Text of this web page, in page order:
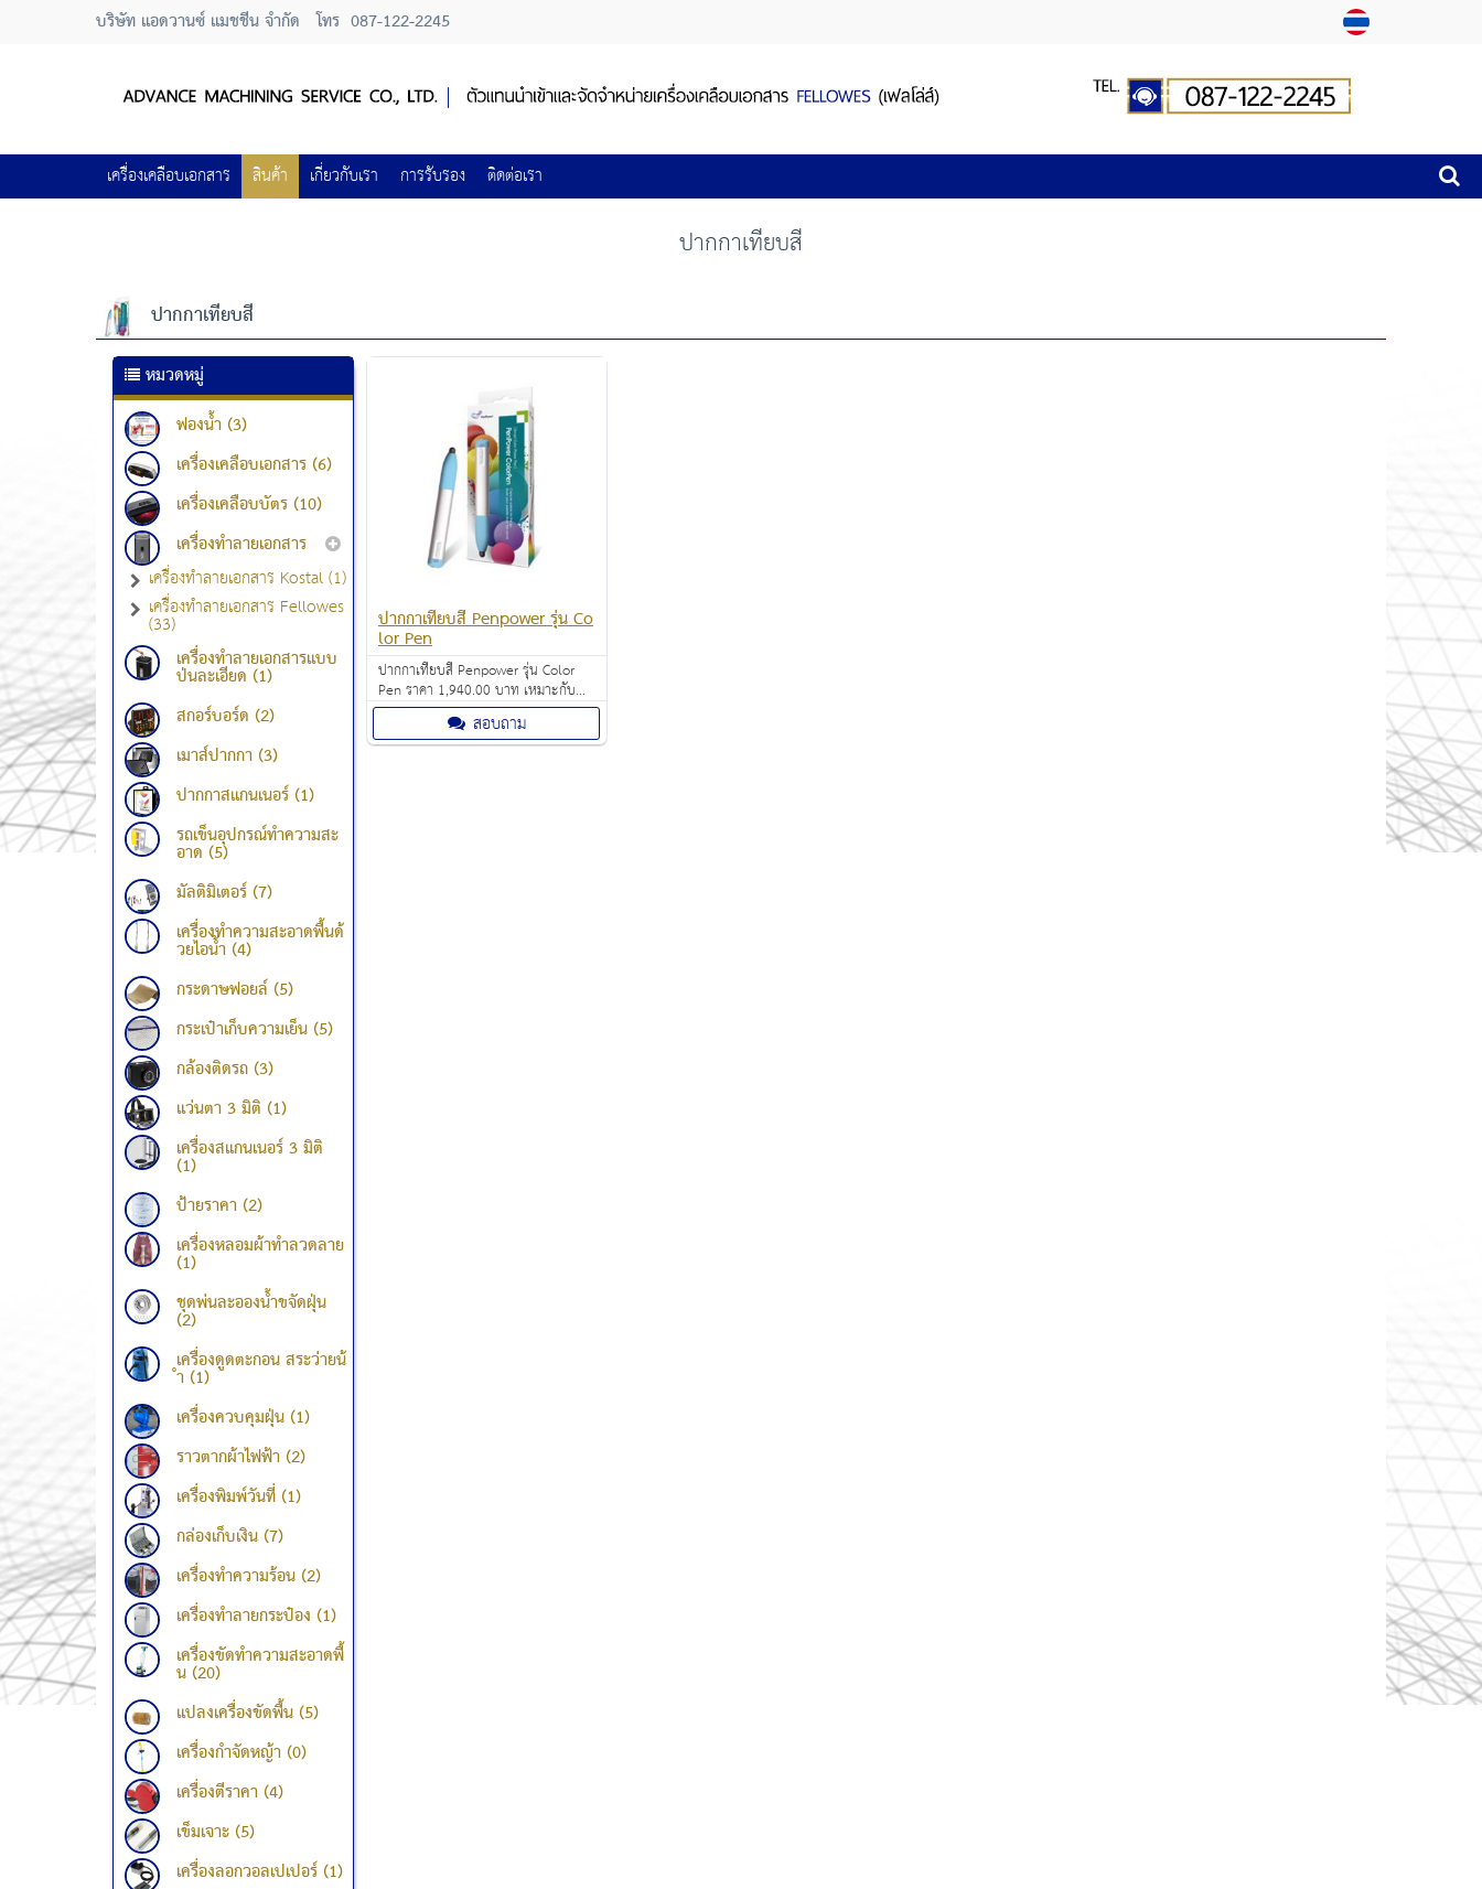
บริษัท แอดวานซ์ แมชชีน จำกัด โทร 087-122-2245
เครื่องเคลือบเอกสาร สินค้า เกี่ยวกับเรา การรับรอง ติดต่อเรา
ปากกาเทียบสี
ปากกาเทียบสี
หมวดหมู่
ฟองน้ำ (3)
เครื่องเคลือบเอกสาร (6)
เครื่องเคลือบบัตร (10)
เครื่องทำลายเอกสาร
เครื่องทำลายเอกสาร Kostal (1)
เครื่องทำลายเอกสาร Fellowes
(33)
เครื่องทำลายเอกสารแบบ
ป่นละเอียด (1)
สกอร์บอร์ด (2)
เมาส์ปากกา (3)
ปากกาสแกนเนอร์ (1)
รถเข็นอุปกรณ์ทำความสะ
อาด (5)
มัลติมิเตอร์ (7)
เครื่องทำความสะอาดพื้นด้
วยไอน้ำ (4)
กระดาษฟอยล์ (5)
กระเป๋าเก็บความเย็น (5)
กล้องติดรถ (3)
แว่นตา 3 มิติ (1)
เครื่องสแกนเนอร์ 3 มิติ
(1)
ป้ายราคา (2)
เครื่องหลอมผ้าทำลวดลาย
(1)
ชุดพ่นละอองน้ำขจัดฝุ่น
(2)
เครื่องดูดตะกอน สระว่ายน้
ำ (1)
เครื่องควบคุมฝุ่น (1)
ราวตากผ้าไฟฟ้า (2)
เครื่องพิมพ์วันที่ (1)
กล่องเก็บเงิน (7)
เครื่องทำความร้อน (2)
เครื่องทำลายกระป๋อง (1)
เครื่องขัดทำความสะอาดพื้
น (20)
แปลงเครื่องขัดพื้น (5)
เครื่องกำจัดหญ้า (0)
เครื่องตีราคา (4)
เข็มเจาะ (5)
เครื่องลอกวอลเปเปอร์ (1)
ปากกาเทียบสี Penpower รุ่น Co
lor Pen
ปากกาเทียบสี Penpower รุ่น Color
Pen ราคา 1,940.00 บาท เหมาะกับ
การวาดรูป ระบายสี กิจกรรมในโรงเรียน
วิชาศิลปะ และงานกราฟฟิค งาน Art
ต่างๆ
สอบถาม